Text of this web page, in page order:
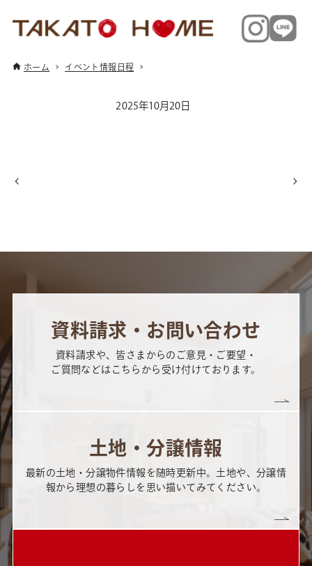
ホーム イベント情報日程
2025年10月20日
資料請求・お問い合わせ
資料請求や、皆さまからのご意見・ご要望・
ご質問などはこちらから受け付けております。
土地・分譲情報
最新の土地・分譲物件情報を随時更新中。土地や、分譲情
報から理想の暮らしを思い描いてみてください。